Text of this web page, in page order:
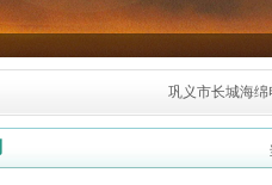
巩义市长城海绵电